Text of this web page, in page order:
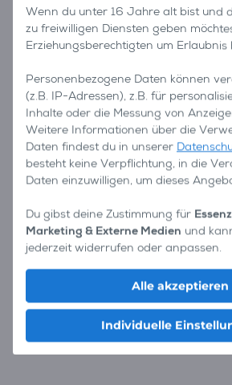
Wenn du unter 16 Jahre alt bist und
zu freiwilligen Diensten geben
Erziehungsberechtigten um Erlaubnis
Personenbezogene Daten können
(z.B. IP-Adressen), z.B. für
Inhalte oder die Messung von
Weitere Informationen über die
Daten findest du in unserer
besteht keine Verpflichtung, in die
Daten einzuwilligen, um dieses
Du gibst deine Zustimmung für
Marketing & Externe Medien und
jederzeit widerrufen oder anpassen.
Individuelle
Alle akzeptieren